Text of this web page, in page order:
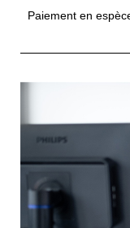
Paiement en